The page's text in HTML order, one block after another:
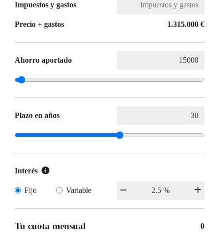
Impuestos y gastos
Precio + gastos 1.315.000 €
Ahorro aportado
Plazo en años
Interés
Fijo Variable
Tu cuota mensual 0